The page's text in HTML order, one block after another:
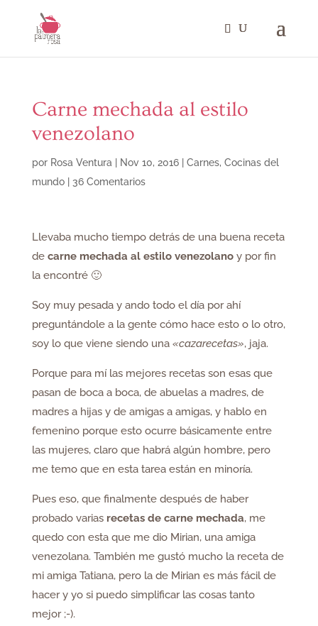
Carne mechada al estilo
venezolano
por Rosa Ventura Nov 10, 2016| Carnes, Cocinas del
mundo| 36 Comentarios
Llevaba mucho tiempo detrás de una buena receta
de carne mechada al estilo venezolanoy por fin
la encontré 🙂
Soy muy pesada y ando todo el día por ahí
preguntándole a la gente cómo hace esto o lo otro,
soy lo que viene siendo una «cazarecetas», jaja.
Porque para mí las mejores recetas son esas que
pasan de boca a boca, de abuelas a madres, de
madres a hijas y de amigas a amigas, y hablo en
femenino porque esto ocurre básicamente entre
las mujeres, claro que habrá algún hombre, pero
me temo que en esta tarea están en minoría.
Pues eso, que finalmente después de haber
probado varias recetas de carne mechada, me
quedo con esta que me dio Mirian, una amiga
venezolana. También me gustó mucho la receta de
mi amiga Tatiana, pero la de Mirian es más fácil de
hacer y yo si puedo simplificar las cosas tanto
mejor ;-).